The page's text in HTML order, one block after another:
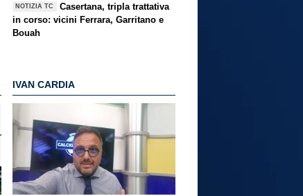
NOTIZIA TC
Casertana, tripla trattativa
in corso: vicini Ferrara, Garritano e
Bouah
IVAN CARDIA